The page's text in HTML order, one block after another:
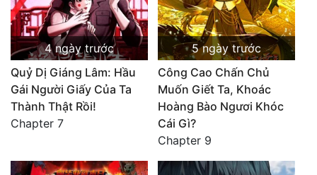
4 ngày trước
Quỷ Dị Giáng Lâm: Hầu
Gái Người Giấy Của Ta
Thành Thật Rồi!
Chapter 7
5 ngày trước
Công Cao Chấn Chủ
Muốn Giết Ta, Khoác
Hoàng Bào Ngươi Khóc
Cái Gì?
Chapter 9